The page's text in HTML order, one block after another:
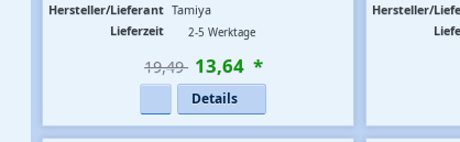
Hersteller/Lieferant Tamiya
Lieferzeit
2-5 Werktage
19,49  13,64 *
Details
Hersteller/